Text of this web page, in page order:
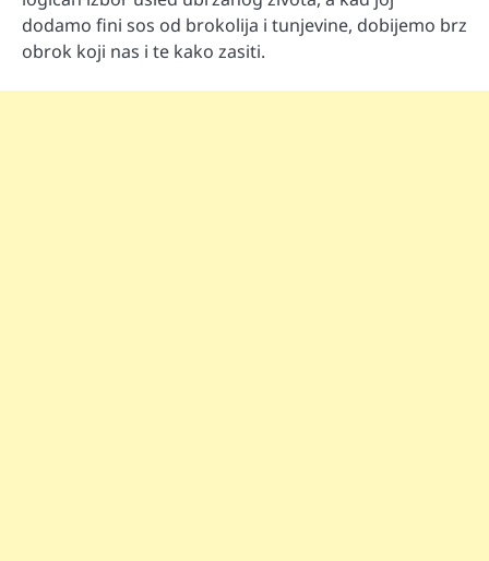
dodamo fini sos od brokolija i tunjevine, dobijemo brz
obrok koji nas i te kako zasiti.